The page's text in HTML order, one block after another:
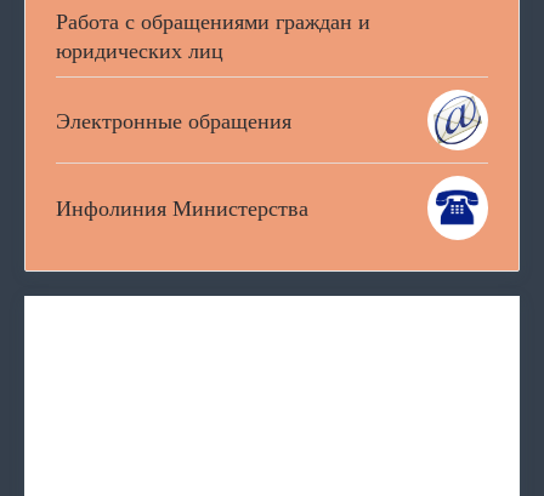
Работа с обращениями граждан и
юридических лиц
Электронные обращения
Инфолиния Министерства